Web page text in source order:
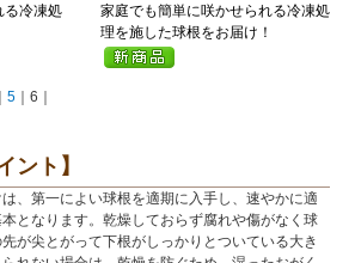
る冷凍処
家庭でも簡単に咲かせられる冷凍処
理を施した球根をお届け！
｜5 ｜6｜
ント】
、第一によい球根を適期に入手し、速やかに適
となります。乾燥しておらず腐れや傷がなく球
が尖とがって下根がしっかりとついている大き